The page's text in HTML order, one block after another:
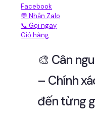
Facebook
💬 Nhắn Zalo
📞 Gọi ngay
Giỏ hàng
🎨 Cân
– Chính
đến từng